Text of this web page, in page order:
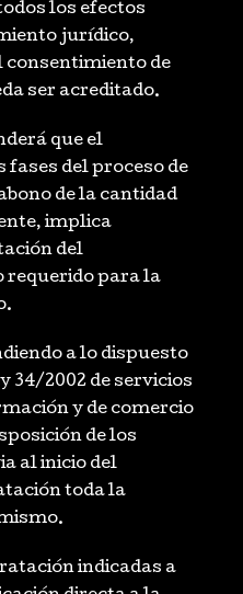
los efectos
jurídico,
consentimiento de
ser acreditado.
que el
fases del proceso de
de la cantidad
implica
del
requerido para la
a lo dispuesto
34/2002 de servicios
y de comercio
de los
al inicio del
toda la
indicadas a